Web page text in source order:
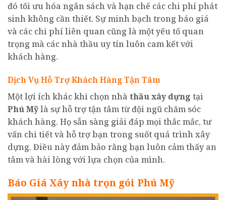
đó tối ưu hóa ngân sách và hạn chế các chi phí phát
sinh không cần thiết. Sự minh bạch trong báo giá
và các chi phí liên quan cũng là một yếu tố quan
trọng mà các nhà thầu uy tín luôn cam kết với
khách hàng.
Dịch Vụ Hỗ Trợ Khách Hàng Tận Tâm
Một lợi ích khác khi chọn nhà thầu xây dựng tại
Phú Mỹlà sự hỗ trợ tận tâm từ đội ngũ chăm sóc
khách hàng. Họ sẵn sàng giải đáp mọi thắc mắc, tư
vấn chi tiết và hỗ trợ bạn trong suốt quá trình xây
dựng. Điều này đảm bảo rằng bạn luôn cảm thấy an
tâm và hài lòng với lựa chọn của mình.
Báo Giá Xây nhà trọn gói Phú Mỹ